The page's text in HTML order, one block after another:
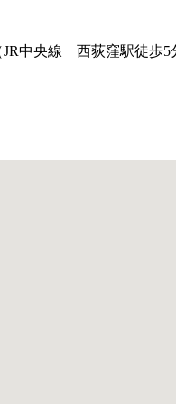
JR中央線 西荻窪駅徒歩5